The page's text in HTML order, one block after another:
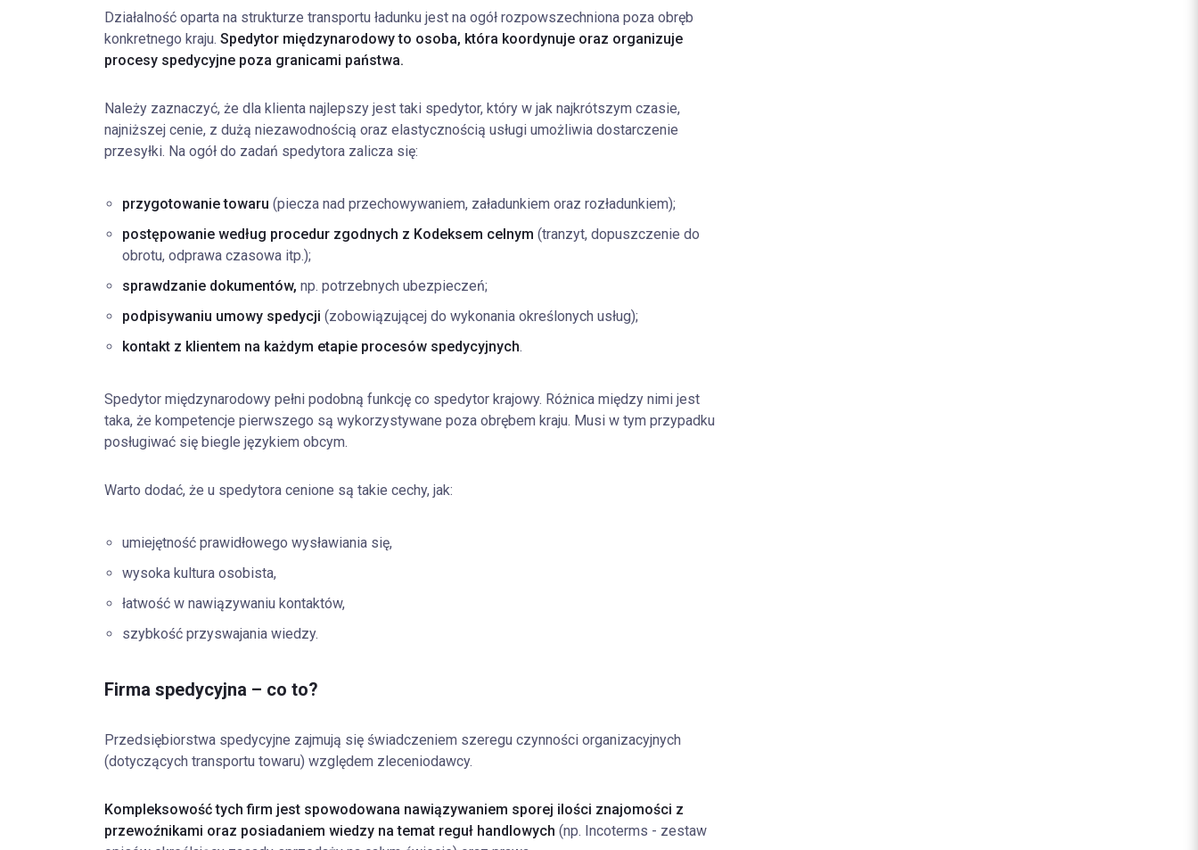
Działalność oparta na strukturze transportu ładunku jest na ogół rozpowszechniona poza obręb
konkretnego kraju. Spedytor międzynarodowy to osoba, która koordynuje oraz organizuje
procesy spedycyjne poza granicami państwa.
Należy zaznaczyć, że dla klienta najlepszy jest taki spedytor, który w jak najkrótszym czasie,
najniższej cenie, z dużą niezawodnością oraz elastycznością usługi umożliwia dostarczenie
przesyłki. Na ogół do zadań spedytora zalicza się:
przygotowanie towaru (piecza nad przechowywaniem, załadunkiem oraz rozładunkiem);
postępowanie według procedur zgodnych z Kodeksem celnym (tranzyt, dopuszczenie do
obrotu, odprawa czasowa itp.);
sprawdzanie dokumentów, np. potrzebnych ubezpieczeń;
podpisywaniu umowy spedycji (zobowiązującej do wykonania określonych usług);
kontakt z klientem na każdym etapie procesów spedycyjnych.
Spedytor międzynarodowy pełni podobną funkcję co spedytor krajowy. Różnica między nimi jest
taka, że kompetencje pierwszego są wykorzystywane poza obrębem kraju. Musi w tym przypadku
posługiwać się biegle językiem obcym.
Warto dodać, że u spedytora cenione są takie cechy, jak:
umiejętność prawidłowego wysławiania się,
wysoka kultura osobista,
łatwość w nawiązywaniu kontaktów,
szybkość przyswajania wiedzy.
Firma spedycyjna – co to?
Przedsiębiorstwa spedycyjne zajmują się świadczeniem szeregu czynności organizacyjnych
(dotyczących transportu towaru) względem zleceniodawcy.
Kompleksowość tych firm jest spowodowana nawiązywaniem sporej ilości znajomości z
przewoźnikami oraz posiadaniem wiedzy na temat reguł handlowych (np. Incoterms - zestaw